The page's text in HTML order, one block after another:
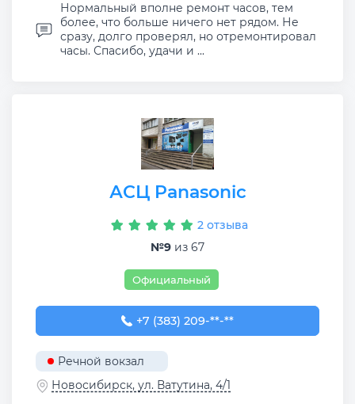
Нормальный вполне ремонт часов, тем
более, что больше ничего нет рядом. Не
сразу, долго проверял, но отремонтировал
часы. Спасибо, удачи и ...
АСЦ Panasonic
2 отзыва
№9 из 67
Официальный
+7 (383) 209-01-81
+7 (383) 209-**-**
Речной вокзал
Новосибирск, ул. Ватутина, 4/1